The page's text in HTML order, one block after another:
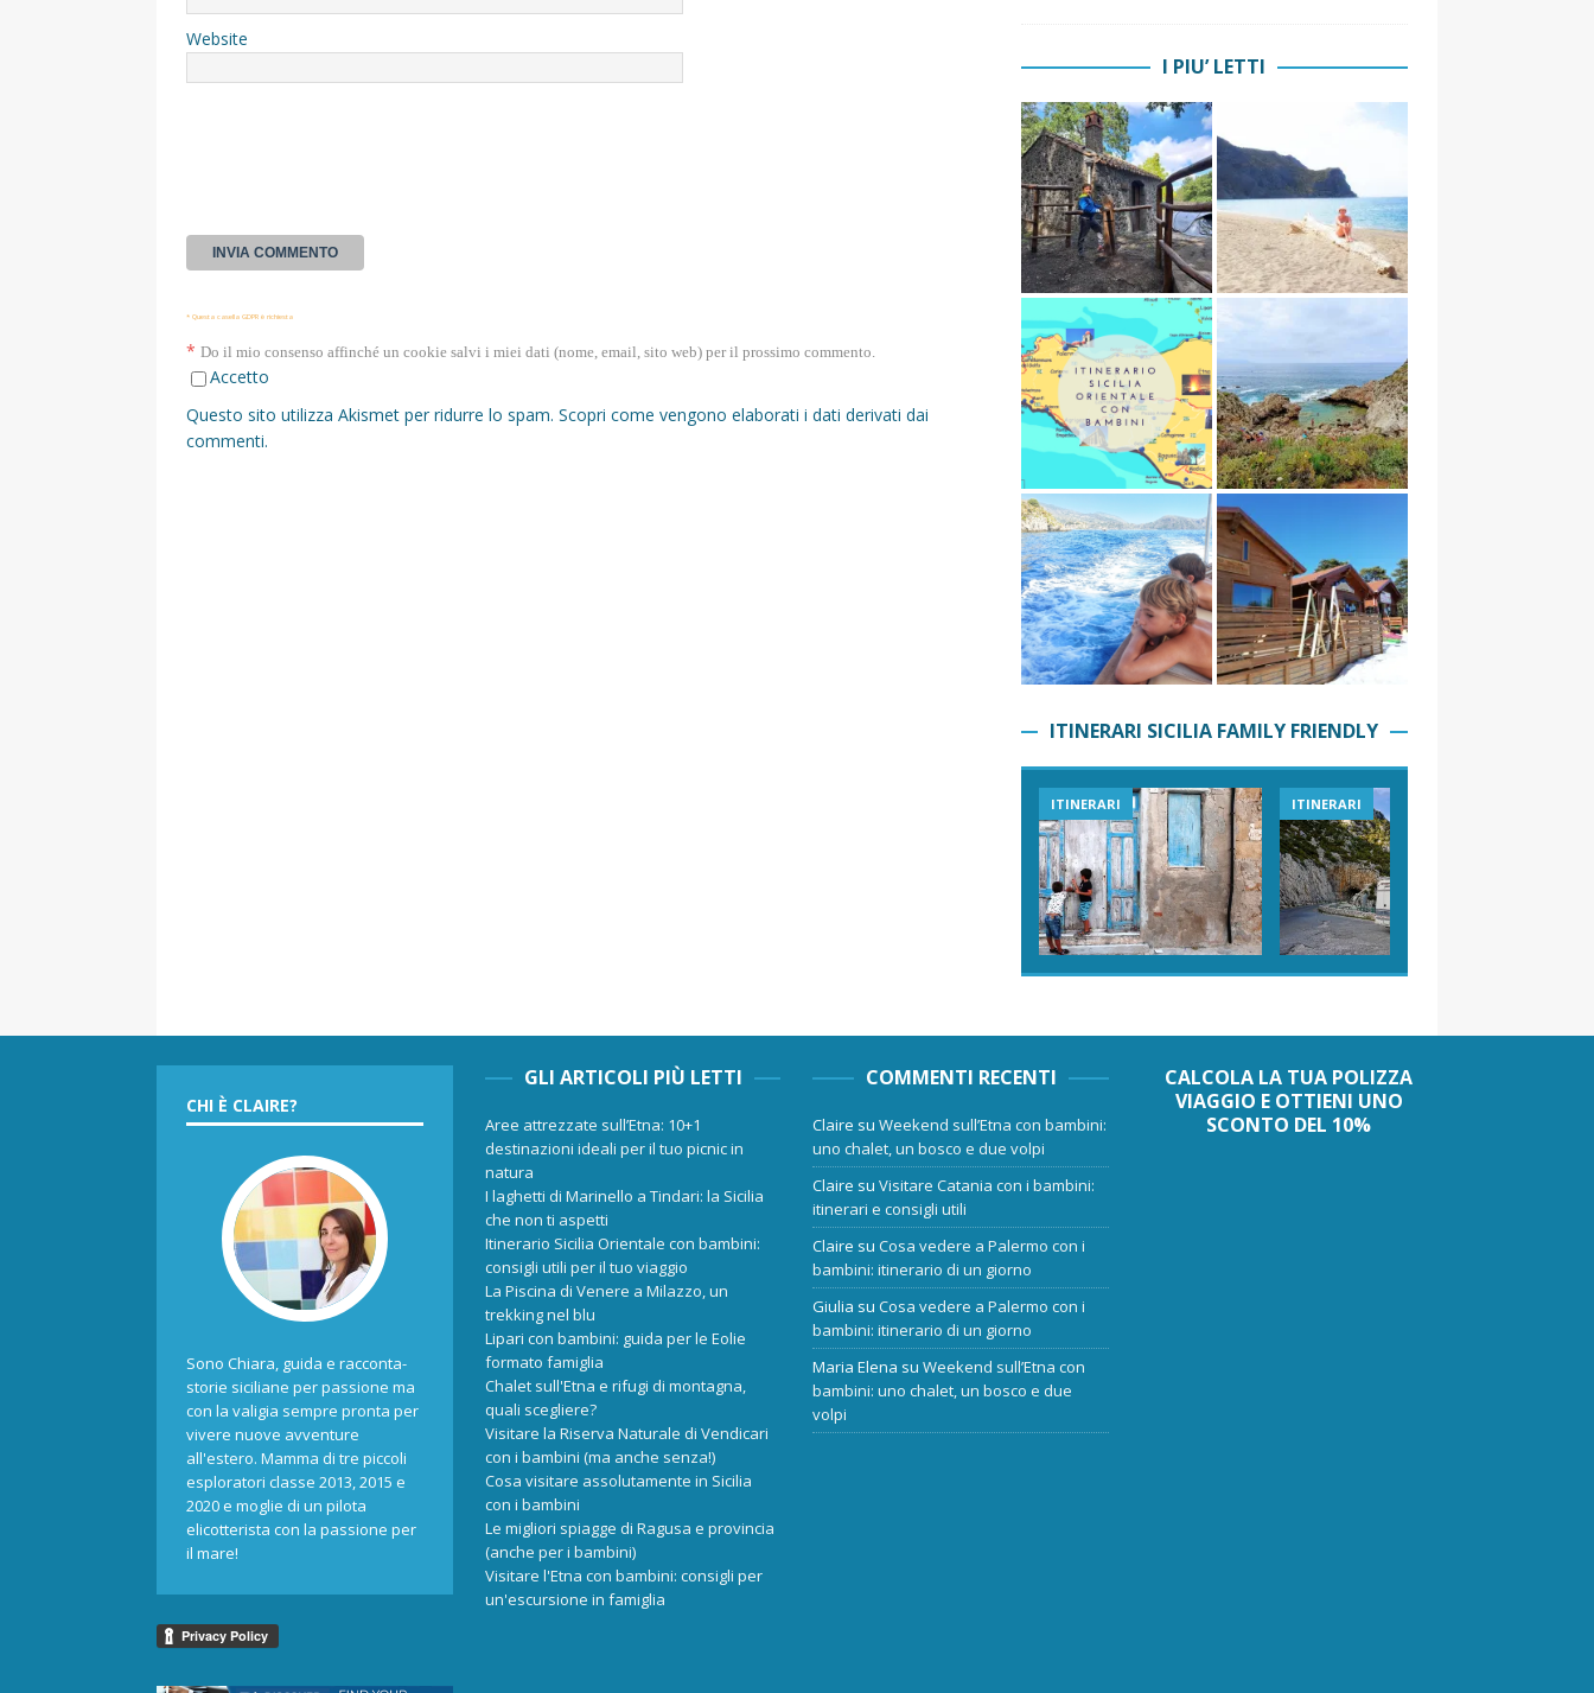
Website
* Questa casella GDPR è richiesta
* Do il mio consenso affinché un cookie salvi i miei dati (nome, email, sito web) per il prossimo commento.
Accetto
Questo sito utilizza Akismet per ridurre lo spam. Scopri come vengono elaborati i dati derivati dai
commenti.
I PIU’ LETTI
ITINERARI SICILIA FAMILY FRIENDLY
ITINERARI ITINERARI
CHI È CLAIRE?
Sono Chiara, guida e racconta-
storie siciliane per passione ma
con la valigia sempre pronta per
vivere nuove avventure
all'estero. Mamma di tre piccoli
esploratori classe 2013, 2015 e
2020 e moglie di un pilota
elicotterista con la passione per
il mare!
GLI ARTICOLI PIÙ LETTI
Aree attrezzate sull’Etna: 10+1
destinazioni ideali per il tuo picnic in
natura
I laghetti di Marinello a Tindari: la Sicilia
che non ti aspetti
Itinerario Sicilia Orientale con bambini:
consigli utili per il tuo viaggio
La Piscina di Venere a Milazzo, un
trekking nel blu
Lipari con bambini: guida per le Eolie
formato famiglia
Chalet sull'Etna e rifugi di montagna,
quali scegliere?
Visitare la Riserva Naturale di Vendicari
con i bambini (ma anche senza!)
Cosa visitare assolutamente in Sicilia
con i bambini
Le migliori spiagge di Ragusa e provincia
(anche per i bambini)
Visitare l'Etna con bambini: consigli per
un'escursione in famiglia
COMMENTI RECENTI
Claire suWeekend sull’Etna con bambini:
uno chalet, un bosco e due volpi
Claire suVisitare Catania con i bambini:
itinerari e consigli utili
Claire suCosa vedere a Palermo con i
bambini: itinerario di un giorno
Giulia suCosa vedere a Palermo con i
bambini: itinerario di un giorno
Maria Elena suWeekend sull’Etna con
bambini: uno chalet, un bosco e due
volpi
CALCOLA LA TUA POLIZZA
VIAGGIO E OTTIENI UNO
SCONTO DEL 10%